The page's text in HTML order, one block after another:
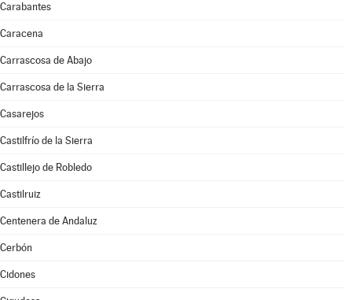
Carabantes
Caracena
Carrascosa de Abajo
Carrascosa de la Sierra
Casarejos
Castilfrío de la Sierra
Castillejo de Robledo
Castilruiz
Centenera de Andaluz
Cerbón
Cidones